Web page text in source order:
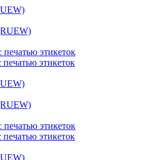
этикеток
этикеток
этикеток
этикеток